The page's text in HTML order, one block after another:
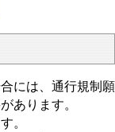
には、通行規制願
あります。
。